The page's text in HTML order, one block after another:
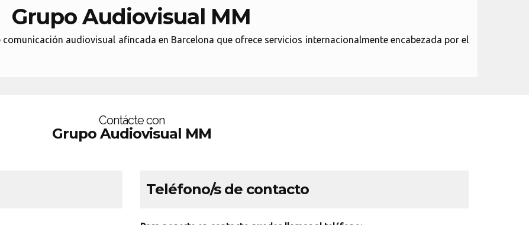
Grupo Audiovisual MM
comunicación audiovisual afincada en Barcelona que ofrece servicios internacionalmente encabezada por el
Contácte con
Grupo Audiovisual MM
Teléfono/s de contacto